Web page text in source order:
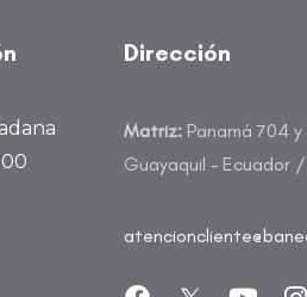
Dirección
Matriz: Panamá 704 y
Guayaquil – Ecuador